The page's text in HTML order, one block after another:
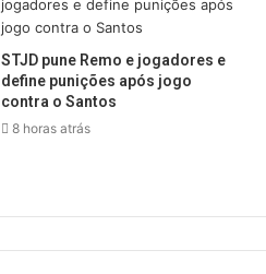
STJD pune Remo e jogadores e
define punições após jogo
contra o Santos
8 horas atrás